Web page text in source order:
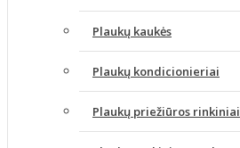
Plaukų kaukės
Plaukų kondicionieriai
Plaukų priežiūros rinkiniai